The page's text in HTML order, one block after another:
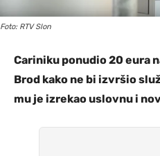
Foto: RTV Slon
Cariniku ponudio 20 eura
Brod kako ne bi izvršio
mu je izrekao uslovnu i